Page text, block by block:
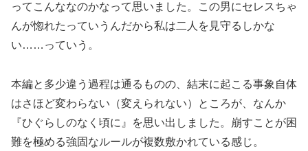
ってこんななのかなって思いました。この男にセレスちゃ
んが惚れたっていうんだから私は二人を見守るしかな
い……っていう。
本編と多少違う過程は通るものの、結末に起こる事象自体
はさほど変わらない（変えられない）ところが、なんか
『ひぐらしのなく頃に』を思い出しました。崩すことが困
難を極める強固なルールが複数敷かれている感じ。